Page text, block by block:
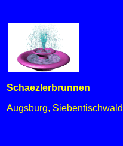
Schaezlerbrunnen
Augsburg, Siebentischwald